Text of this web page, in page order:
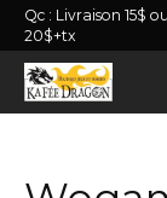
Qc : Livraison 15$
20$+tx